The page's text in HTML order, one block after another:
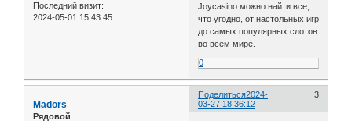
Последний визит:
2024-05-01 15:43:45
Joycasino можно найти все,
что угодно, от настольных игр
до самых популярных слотов
во всем мире.
0
Поделиться 3
2024-
03-27 18:36:12
Madors
Рядовой